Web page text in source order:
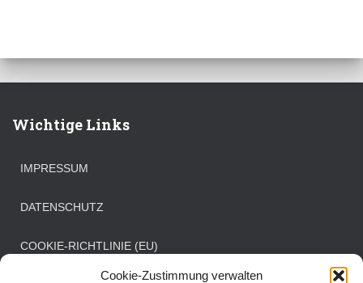
Cookie-Zustimmung verwalten
Wichtige Links
IMPRESSUM
DATENSCHUTZ
COOKIE-RICHTLINIE (EU)